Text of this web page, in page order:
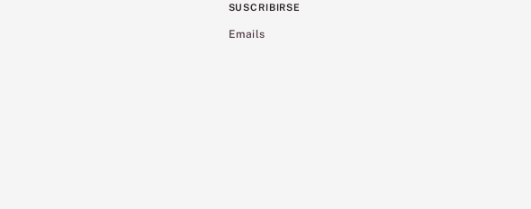
SUSCRIBIRSE
Emails